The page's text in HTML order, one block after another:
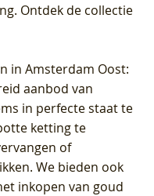
Ontdek de collectie
in Amsterdam Oost:
aanbod van
in perfecte staat te
ketting te
of
We bieden ook
inkopen van goud